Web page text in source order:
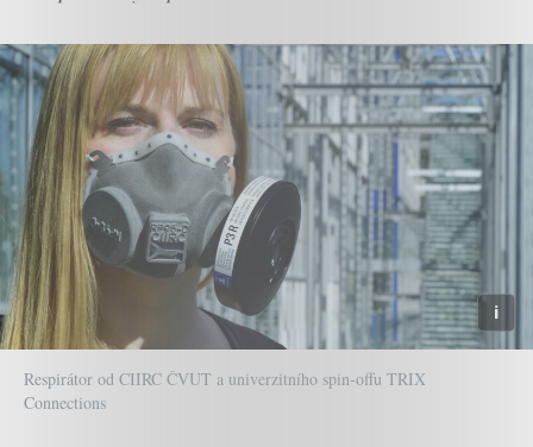
Respirátor od CIIRC ČVUT a univerzitního spin-offu TRIX
Connections